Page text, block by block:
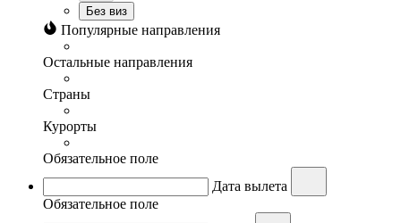
Без виз
Популярные направления
Остальные направления
Страны
Курорты
Обязательное поле
Дата вылета
Обязательное поле